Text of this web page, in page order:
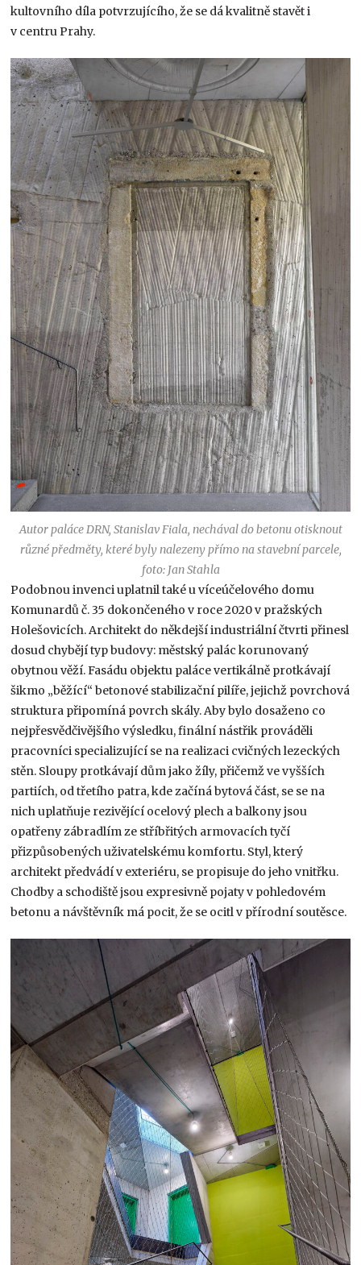
kultovního díla potvrzujícího, že se dá kvalitně stavět i
v centru Prahy.
Autor paláce DRN, Stanislav Fiala, nechával do betonu otisknout
různé předměty, které byly nalezeny přímo na stavební parcele,
foto: Jan Stahla
Podobnou invenci uplatnil také u víceúčelového domu
Komunardů č. 35 dokončeného v roce 2020 v pražských
Holešovicích. Architekt do někdejší industriální čtvrti přinesl
dosud chybějí typ budovy: městský palác korunovaný
obytnou věží. Fasádu objektu paláce vertikálně protkávají
šikmo „běžící“ betonové stabilizační pilíře, jejichž povrchová
struktura připomíná povrch skály. Aby bylo dosaženo co
nejpřesvědčivějšího výsledku, finální nástřik prováděli
pracovníci specializující se na realizaci cvičných lezeckých
stěn. Sloupy protkávají dům jako žíly, přičemž ve vyšších
partiích, od třetího patra, kde začíná bytová část, se se na
nich uplatňuje rezivějící ocelový plech a balkony jsou
opatřeny zábradlím ze stříbřitých armovacích tyčí
přizpůsobených uživatelskému komfortu. Styl, který
architekt předvádí v exteriéru, se propisuje do jeho vnitřku.
Chodby a schodiště jsou expresivně pojaty v pohledovém
betonu a návštěvník má pocit, že se ocitl v přírodní soutěsce.